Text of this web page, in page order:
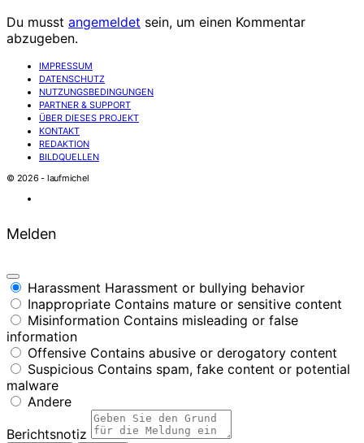
Du musst angemeldet sein, um einen Kommentar
abzugeben.
IMPRESSUM
DATENSCHUTZ
NUTZUNGSBEDINGUNGEN
PARTNER & SUPPORT
ÜBER DIESES PROJEKT
KONTAKT
REDAKTION
BILDQUELLEN
© 2026 - laufmichel
Melden
Harassment Harassment or bullying behavior
Inappropriate Contains mature or sensitive content
Misinformation Contains misleading or false
information
Offensive Contains abusive or derogatory content
Suspicious Contains spam, fake content or potential
malware
Andere
Berichtsnotiz